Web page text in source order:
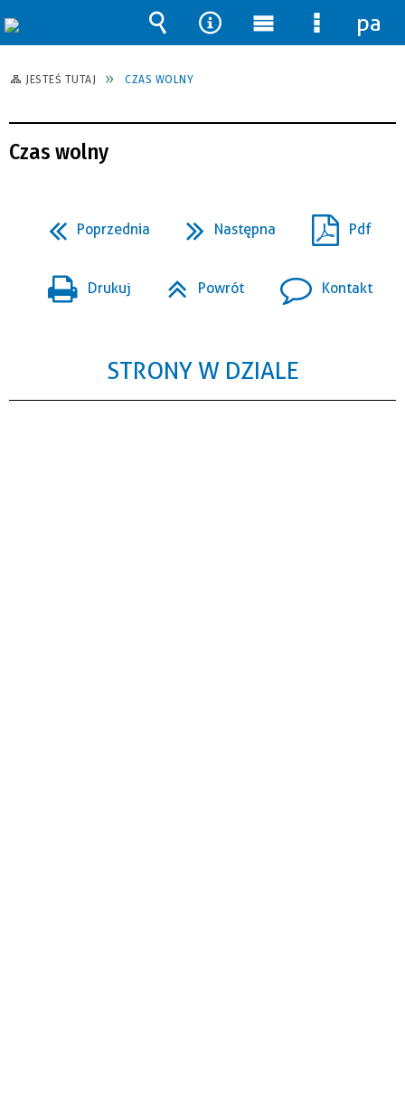
JESTEŚ TUTAJ CZAS WOLNY
Czas wolny
Poprzednia Następna Pdf
Drukuj Powrót Kontakt
STRONY W DZIALE
Wyszukiwarka
Narzędzia
MenuMenu